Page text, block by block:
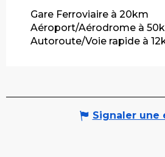
Gare Ferroviaire à 20km
Aéroport/Aérodrome à
Autoroute/Voie rapide à
Signaler une